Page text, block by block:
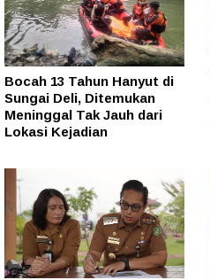
Bocah 13 Tahun Hanyut di
Sungai Deli, Ditemukan
Meninggal Tak Jauh dari
Lokasi Kejadian